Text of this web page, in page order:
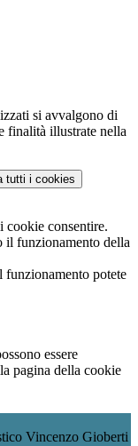
si avvalgono di
finalità illustrate nella
tutti i cookies
cookie consentire.
il funzionamento della
funzionamento potete
essere
pagina della cookie
Vincenzo Gioberti